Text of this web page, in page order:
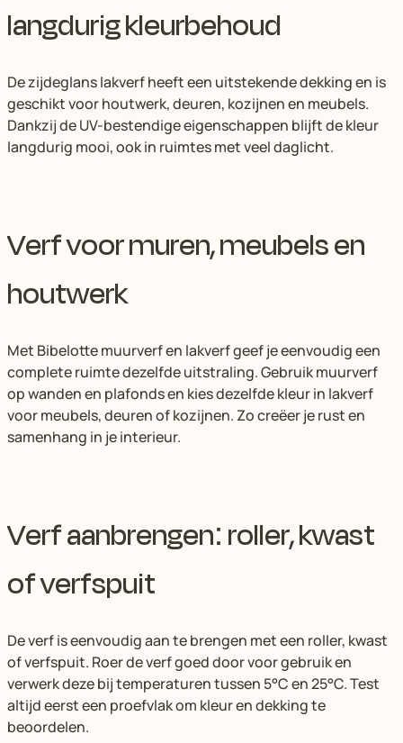
langdurig kleurbehoud
De zijdeglans lakverf heeft een uitstekende dekking en is
geschikt voor houtwerk, deuren, kozijnen en meubels.
Dankzij de UV-bestendige eigenschappen blijft de kleur
langdurig mooi, ook in ruimtes met veel daglicht.
Verf voor muren, meubels en
houtwerk
Met Bibelotte muurverf en lakverf geef je eenvoudig een
complete ruimte dezelfde uitstraling. Gebruik muurverf
op wanden en plafonds en kies dezelfde kleur in lakverf
voor meubels, deuren of kozijnen. Zo creëer je rust en
samenhang in je interieur.
Verf aanbrengen: roller, kwast
of verfspuit
De verf is eenvoudig aan te brengen met een roller, kwast
of verfspuit. Roer de verf goed door voor gebruik en
verwerk deze bij temperaturen tussen 5°C en 25°C. Test
altijd eerst een proefvlak om kleur en dekking te
beoordelen.